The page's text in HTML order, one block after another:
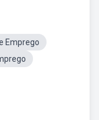
Emprego